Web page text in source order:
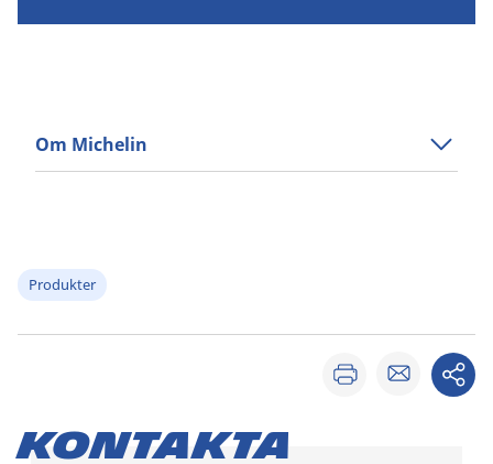
Om Michelin
Produkter
Kontakta